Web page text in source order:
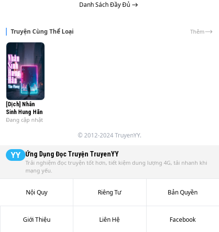
Cô đau, nhưng anh cũng có nỗi khổ riêng. Năm năm trời
Dù cho không có cơ hội, anh vẫn sẽ tự mình tạo ra, tự mình
giữ lấy cô, trao cho cô hạnh phúc. Anh tình nguyện đánh
đổi tất cả để
khiến cô hướng về phía anh, buông bỏ quá khứ, cùng anh
đi tới tương lai.
Danh Sách Đầy Đủ
Truyện Cùng Thể Loại Thêm
[Dịch] Nhân
Sinh Hung Hãn
Đang cập nhật
© 2012-2024 TruyenYY.
YY Ứng Dụng Đọc Truyện TruyenYY
Trải nghiệm đọc truyện tốt hơn, tiết kiệm dung lượng 4G, tải nhanh khi
mạng yếu.
Nội Quy Riêng Tư Bản Quyền
Giới Thiệu Liên Hệ Facebook